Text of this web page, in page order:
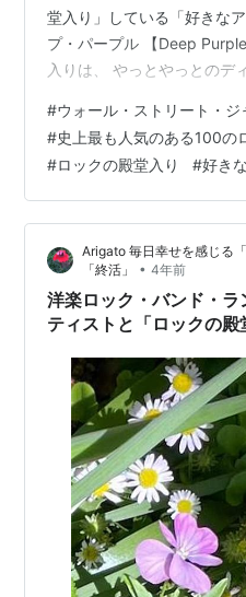
堂入り」している「好きな
プ・パープル 【Deep
入りは、 やっとやっとの
2021年ロックの殿堂入り受
あい青子「大好きだった曲
じる「認知症の予防と介護
入りしていませんでした グ
1983年グラミー賞「
#ウォール・ストリート・ジ
#史上最も人気のある100の
#ロックの殿堂入り #好き
Arigato 毎日幸せを感じる
「終活」
• 4年前
洋楽ロック・バンド・
ティストと「ロックの殿